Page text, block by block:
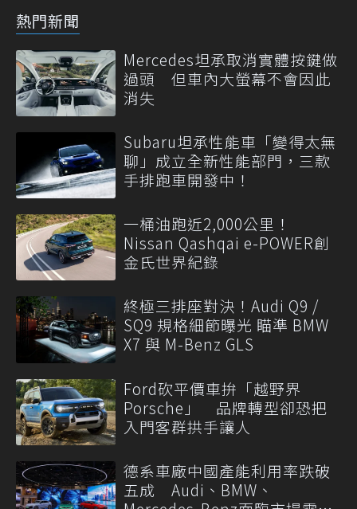
熱門新聞
Mercedes坦承取消實體按鍵做
過頭 但車內大螢幕不會因此
消失
Subaru坦承性能車「變得太無
聊」成立全新性能部門，三款
手排跑車開發中！
一桶油跑近2,000公里！
Nissan Qashqai e-POWER創
金氏世界紀錄
終極三排座對決！Audi Q9 /
SQ9 規格細節曝光 瞄準 BMW
X7 與 M-Benz GLS
Ford砍平價車拚「越野界
Porsche」 品牌轉型卻恐把
入門客群拱手讓人
德系車廠中國產能利用率跌破
五成 Audi、BMW、